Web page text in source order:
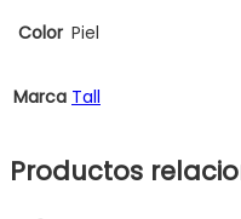
Color Piel
Marca Tall
Productos